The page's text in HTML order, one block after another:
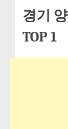
경기
TOP 1